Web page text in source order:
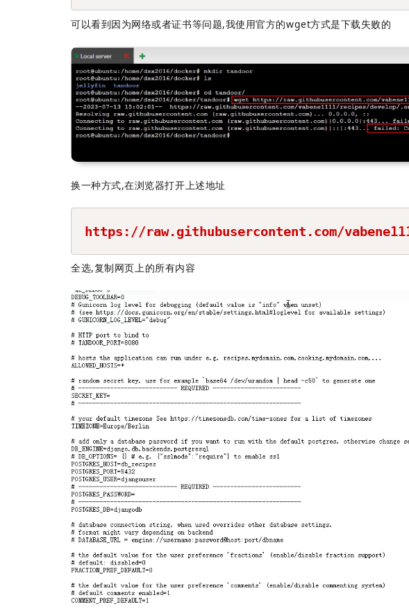
可以看到因为网络或者证书等问题,我使用官方的wget方式是下载失败的
换一种方式,在浏览器打开上述地址
https://raw.githubusercontent.com/
全选,复制网页上的所有内容